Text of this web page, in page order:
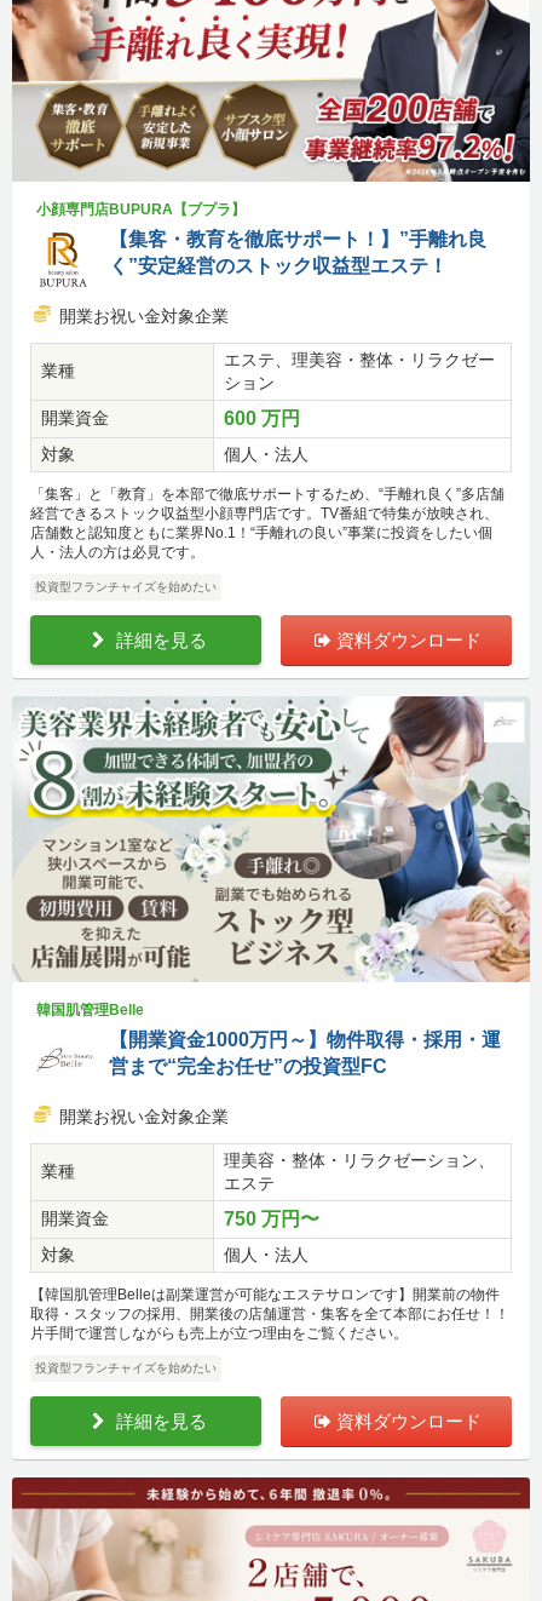
小顔専門店BUPURA【ブプラ】
【集客・教育を徹底サポート！】”手離れ良
く”安定経営のストック収益型エステ！
開業お祝い金対象企業
業種
エステ、理美容・整体・リラクゼー
ション
開業資金
600 万円
対象 個人・法人
「集客」と「教育」を本部で徹底サポートするため、“手離れ良く”多店舗
経営できるストック収益型小顔専門店です。TV番組で特集が放映され、
店舗数と認知度ともに業界No.1！“手離れの良い”事業に投資をしたい個
人・法人の方は必見です。
投資型フランチャイズを始めたい
詳細を見る 資料ダウンロード
韓国肌管理Belle
【開業資金1000万円～】物件取得・採用・運
営まで“完全お任せ”の投資型FC
開業お祝い金対象企業
業種
理美容・整体・リラクゼーション、
エステ
開業資金
750 万円〜
対象 個人・法人
【韓国肌管理Belleは副業運営が可能なエステサロンです】開業前の物件
取得・スタッフの採用、開業後の店舗運営・集客を全て本部にお任せ！！
片手間で運営しながらも売上が立つ理由をご覧ください。
投資型フランチャイズを始めたい
詳細を見る 資料ダウンロード